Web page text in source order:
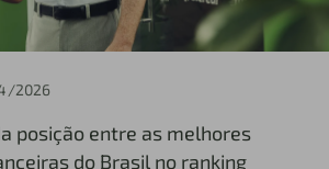
2026
posição entre as melhores
do Brasil no ranking